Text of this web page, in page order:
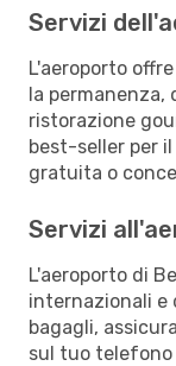
Servizi
L'aeroporto
la permanenza,
ristorazione
best-seller per
gratuita o
Servizi
L'aeroporto di
internazionali e
bagagli,
sul tuo telefono